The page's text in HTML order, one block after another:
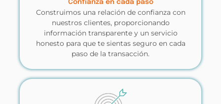
Confianza en cada paso
Construimos una relación de confianza con
nuestros clientes, proporcionando
información transparente y un servicio
honesto para que te sientas seguro en cada
paso de la transacción.